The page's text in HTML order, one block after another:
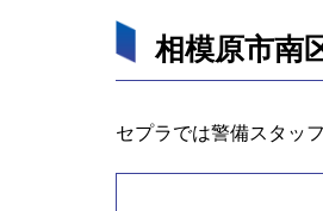
相模原市南
セプラでは警備スタッ